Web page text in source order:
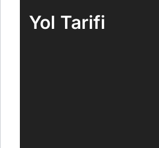
Yol Tarifi